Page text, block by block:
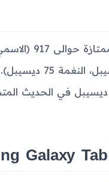
أظهرت
(التحكم بالصوت 71